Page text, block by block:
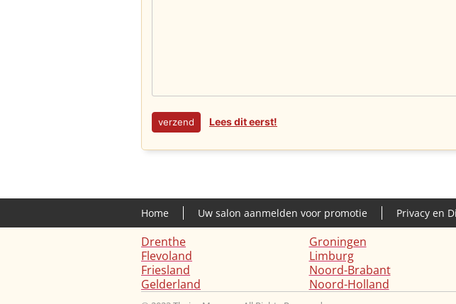
Lees dit eerst!
Home Uw salon aanmelden voor promotie Privacy en
Drenthe
Flevoland
Friesland
Gelderland
Groningen
Limburg
Noord-Brabant
Noord-Holland